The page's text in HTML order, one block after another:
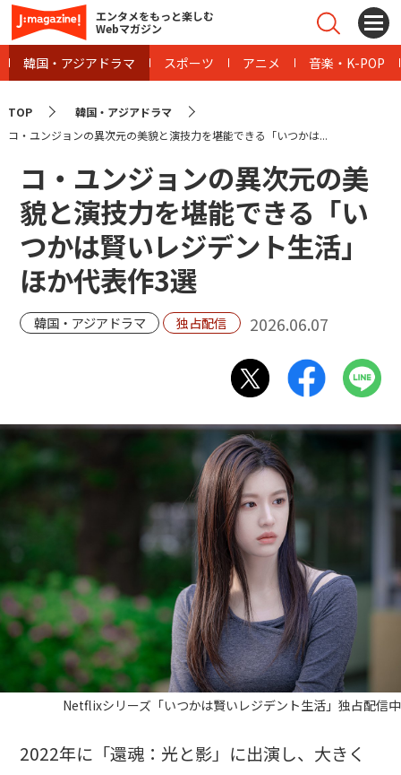
エンタメをもっと楽しむ
Webマガジン
韓国・アジアドラマ スポーツ アニメ 音楽・K-POP
TOP
韓国・アジアドラマ
コ・ユンジョンの異次元の美貌と演技力を堪能できる「いつかは...
コ・ユンジョンの異次元の美
貌と演技力を堪能できる「い
つかは賢いレジデント生活」
ほか代表作3選
韓国・アジアドラマ 独占配信 2026.06.07
Netflixシリーズ「いつかは賢いレジデント生活」独占配信中
2022年に「還魂：光と影」に出演し、大きく